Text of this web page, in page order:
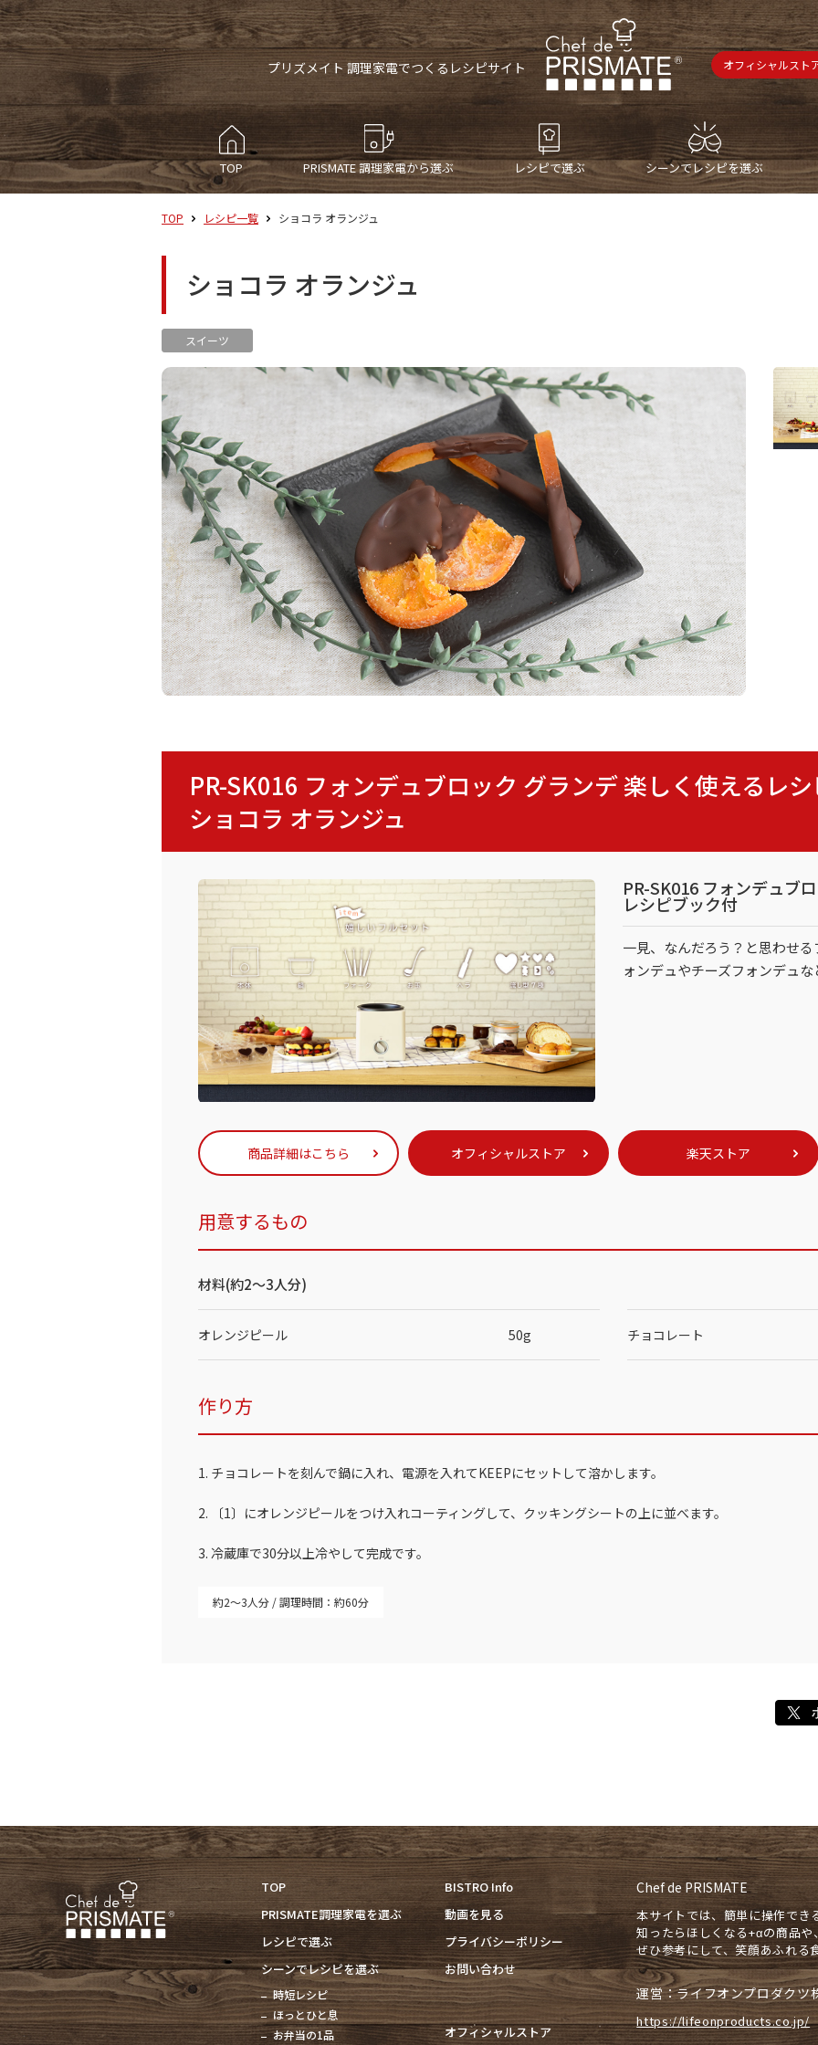
プリズメイト 調理家電でつくるレシピサイト オフィシャルスト
TOP PRISMATE調理家電から選ぶ レシピで選ぶ シーンでレシピを選ぶ
TOP レシピ一覧 ショコラ オランジュ
ショコラ オランジュ
スイーツ
PR-SK016 フォンデュブロック グランデ 楽しく使えるレ
ショコラ オランジュ
PR-SK016 フォンデュブ
レシピブック付
一見、なんだろう？と思わせ
ォンデュやチーズフォンデュ
商品詳細はこちら オフィシャルストア 楽天ストア
用意するもの
材料(約2～3人分)
オレンジピール 50g チョコレート
作り方
1. チョコレートを刻んで鍋に入れ、電源を入れてKEEPにセットして溶かします。
2. 〔1〕にオレンジピールをつけ入れコーティングして、クッキングシートの上に並べます。
3. 冷蔵庫で30分以上冷やして完成です。
約2～3人分 調理時間：約60分
TOP
PRISMATE調理家電を選ぶ
レシピで選ぶ
シーンでレシピを選ぶ
時短レシピ
ほっとひと息
お弁当の1品
BISTRO Info
動画を見る
プライバシーポリシー
お問い合わせ
オフィシャルストア
Chef de PRISMATE
本サイトでは、簡単に操作でき
知ったらほしくなる+αの商品
ぜひ参考にして、笑顔あふれる
運営：ライフオンプロダクツ
https://lifeonproducts.co.jp/